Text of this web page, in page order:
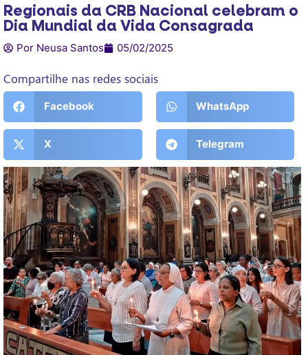
Regionais da CRB Nacional celebram o
Dia Mundial da Vida Consagrada
Por Neusa Santos 05/02/2025
Compartilhe nas redes sociais
Facebook WhatsApp
X Telegram